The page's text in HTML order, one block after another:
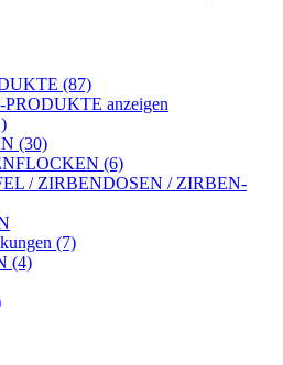
(87)
anzeigen
(30)
(6)
/ ZIRBENDOSEN / ZIRBEN-
(7)
(4)